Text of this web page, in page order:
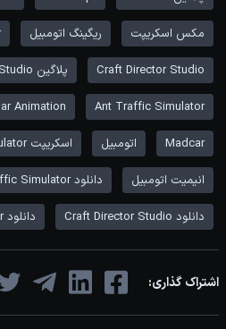
مکس اسکریپت ریگینگ اتومبیل
Craft Director Studio پلاگین Craft Director Studio
Ant Traffic Simulator
Animation
Madcar اتومبیل اسکریپت Ant Traffic Simulator
انیمیت اتومبیل دانلود Ant Traffic Simulator
دانلود Craft Director Studio دانلود MadCar
اشتراک گذاری: